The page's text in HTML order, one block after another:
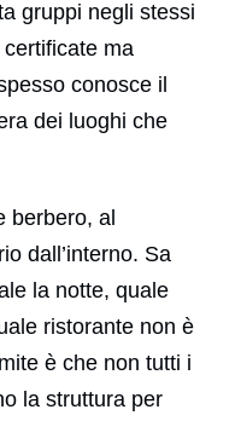
gruppi negli stessi
ma
conosce il
dei luoghi che
berbero, al
dall’interno. Sa
la notte, quale
ristorante non è
è che non tutti i
la struttura per